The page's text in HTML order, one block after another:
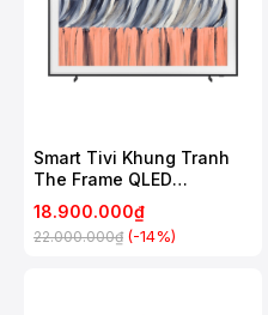
Smart Tivi Khung Tranh
The Frame QLED
Samsung 4K 55 Inch
QA55LS03H
18.900.000₫
22.000.000₫ (-14%)